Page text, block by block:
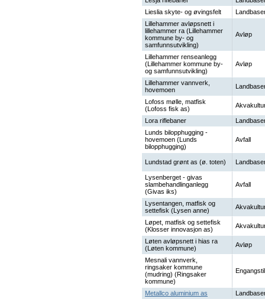
Lieslia skyte- og øvingsfelt
Lillehammer avløpsnett i
lillehammer ra (Lillehammer
kommune by- og
samfunnsutvikling)
Avløp
Lillehammer renseanlegg
(Lillehammer kommune by-
og samfunnsutvikling)
Avløp
Lillehammer vannverk,
hovemoen
Lofoss mølle, matfisk
(Lofoss fisk as)
Lora riflebaner
Lunds bilopphugging -
hovemoen (Lunds
bilopphugging)
Avfall
Lundstad grønt as (ø. toten)
Lysenberget - givas
slambehandlinganlegg
(Givas iks)
Avfall
Lysentangen, matfisk og
settefisk (Lysen anne)
Løpet, matfisk og settefisk
(Klosser innovasjon as)
Løten avløpsnett i hias ra
(Løten kommune)
Avløp
Mesnali vannverk,
ringsaker kommune
(mudring) (Ringsaker
kommune)
Metallco aluminium as